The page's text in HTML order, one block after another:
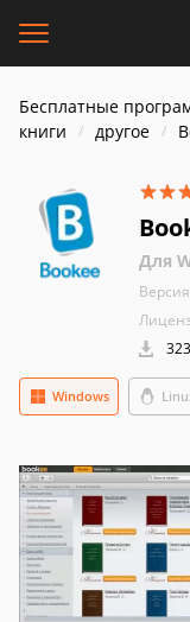
Бесплатные
книги
другое
Для
Windows